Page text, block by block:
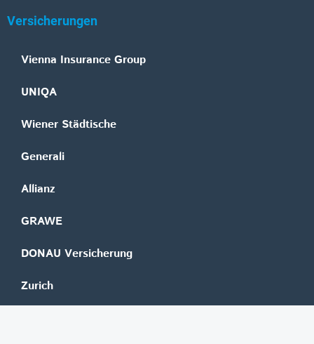
Versicherungen
Vienna Insurance Group
UNIQA
Wiener Städtische
Generali
Allianz
GRAWE
DONAU Versicherung
Zurich